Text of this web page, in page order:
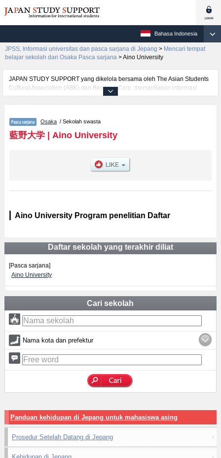
Bahasa Indonesia
JPSS, Informasi universitas dan pasca sarjana di Jepang > Mencari tempat
belajar sekolah dari Osaka Pasca sarjana >Aino University
JAPAN STUDY SUPPORT yang dikelola bersama oleh The Asian Students
Cultural Association (ABK) dan Benesse Corp. menyediakan informasi
sekitar 1300 universitas, pascasarjana, universitas yunior, akademi
jurusan riset seperti %% research %%, serta berbagai informasi yang
berguna bagi mahasiswa(i) mancanegara seperti kuota untuk jumlah
pendaftar dan jumlah kelulusan ujian masuk mahasiswa(i) mancanegara,
lainnya. Silakan memanfaatkannya.
Osaka / Sekolah swasta
藍野大学| Aino University
Aino University Program penelitian Daftar
Daftar sekolah yang terakhir diliat
[Pasca sarjana]
Aino University
Cari sekolah
Nama kota dan prefektur
Panduan kehidupan di Jepang untuk mahasiswa asing
Prosedur Setelah Datang di Jepang